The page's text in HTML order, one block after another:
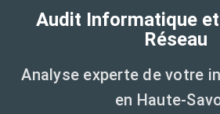
Audit Informatique
Réseau
Analyse experte de votre
en Haute-